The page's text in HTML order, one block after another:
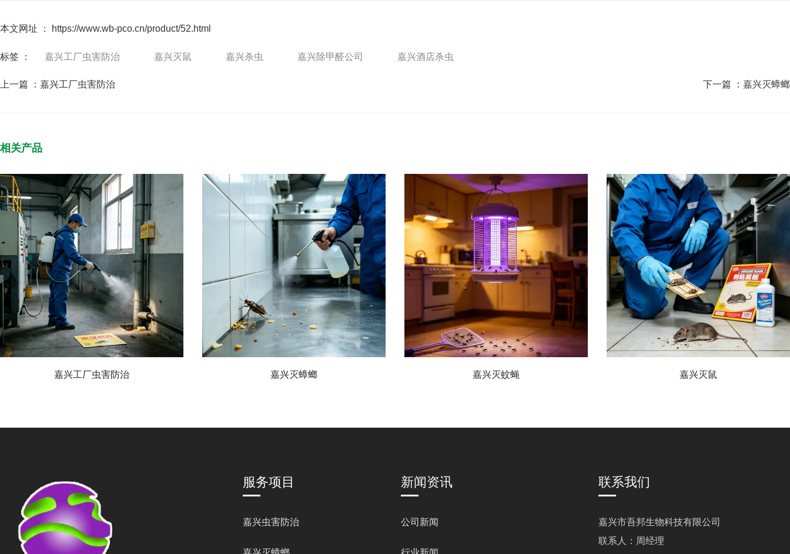
本文网址 ： https://www.wb-pco.cn/product/52.html
标签 ： 嘉兴工厂虫害防治 嘉兴灭鼠 嘉兴杀虫 嘉兴除甲醛公司 嘉兴酒店杀虫
上一篇 ： 嘉兴工厂虫害防治 下一篇 ： 嘉兴灭蟑螂
相关产品
嘉兴工厂虫害防治 嘉兴灭蟑螂 嘉兴灭蚊蝇 嘉兴灭鼠
服务项目
嘉兴虫害防治
新闻资讯
公司新闻
联系我们
嘉兴市吾邦生物科技有限公司
联系人：周经理